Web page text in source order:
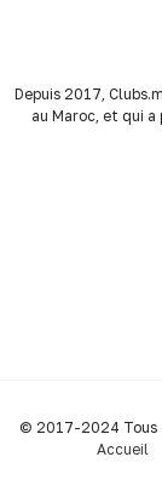
Depuis 2017,
au Maroc, et qui
© 2017-2024 Tous
Accueil